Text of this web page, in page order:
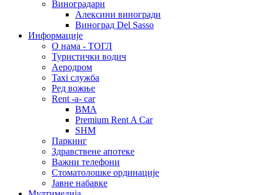
Виноградари
Алексини виногради
Виноград Del Sasso
Информације
О нама - ТОГЛ
Туристички водич
Аеродром
Taxi служба
Ред вожње
Rent -a- car
BMA
Premium Rent A Car
SHM
Паркинг
Здравствене апотеке
Важни телефони
Стоматолошке ординације
Јавне набавке